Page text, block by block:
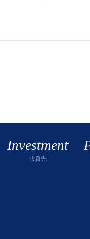
Investment
投資先